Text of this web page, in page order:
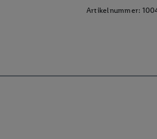
Artikelnummer: